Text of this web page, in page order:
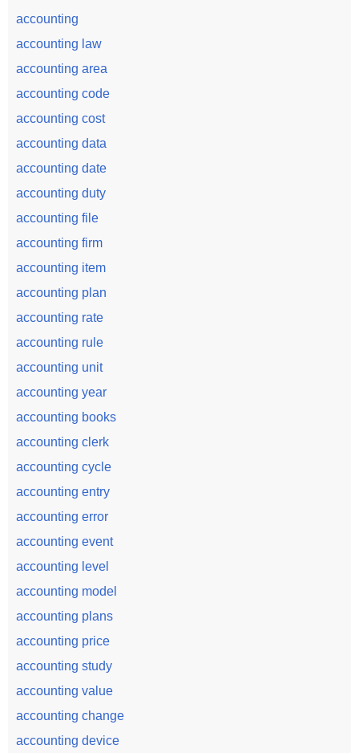
accounting
accounting law
accounting area
accounting code
accounting cost
accounting data
accounting date
accounting duty
accounting file
accounting firm
accounting item
accounting plan
accounting rate
accounting rule
accounting unit
accounting year
accounting books
accounting clerk
accounting cycle
accounting entry
accounting error
accounting event
accounting level
accounting model
accounting plans
accounting price
accounting study
accounting value
accounting change
accounting device